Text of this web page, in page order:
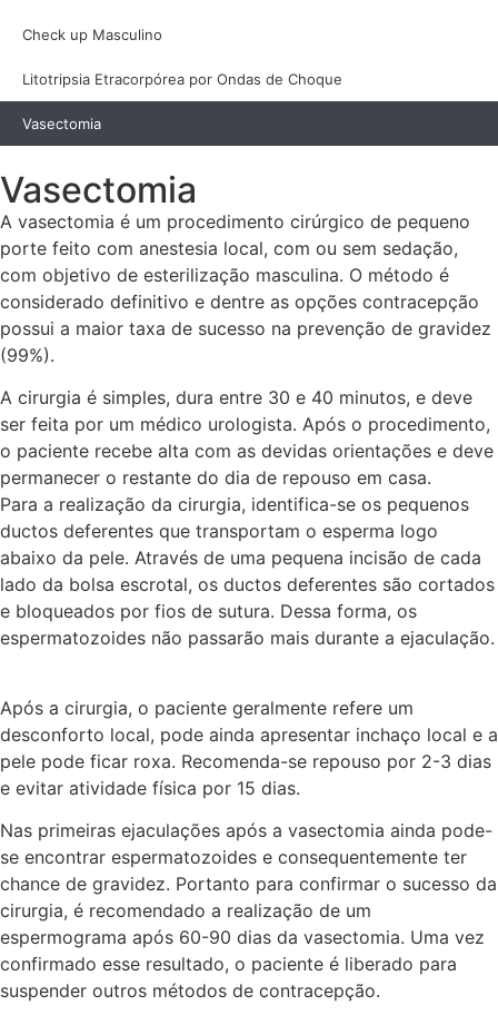
Check up Masculino
Litotripsia Etracorpórea por Ondas de Choque
Vasectomia
Vasectomia
A vasectomia é um procedimento cirúrgico de pequeno
porte feito com anestesia local, com ou sem sedação,
com objetivo de esterilização masculina. O método é
considerado definitivo e dentre as opções contracepção
possui a maior taxa de sucesso na prevenção de gravidez
(99%).
A cirurgia é simples, dura entre 30 e 40 minutos, e deve
ser feita por um médico urologista. Após o procedimento,
o paciente recebe alta com as devidas orientações e deve
permanecer o restante do dia de repouso em casa.
Para a realização da cirurgia, identifica-se os pequenos
ductos deferentes que transportam o esperma logo
abaixo da pele. Através de uma pequena incisão de cada
lado da bolsa escrotal, os ductos deferentes são cortados
e bloqueados por fios de sutura. Dessa forma, os
espermatozoides não passarão mais durante a ejaculação.
Após a cirurgia, o paciente geralmente refere um
desconforto local, pode ainda apresentar inchaço local e a
pele pode ficar roxa. Recomenda-se repouso por 2-3 dias
e evitar atividade física por 15 dias.
Nas primeiras ejaculações após a vasectomia ainda pode-
se encontrar espermatozoides e consequentemente ter
chance de gravidez. Portanto para confirmar o sucesso da
cirurgia, é recomendado a realização de um
espermograma após 60-90 dias da vasectomia. Uma vez
confirmado esse resultado, o paciente é liberado para
suspender outros métodos de contracepção.